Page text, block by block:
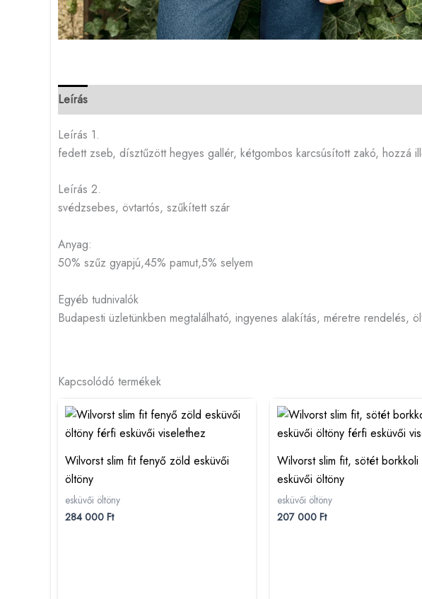
Leírás
Leírás 1.
fedett zseb, dísztűzött hegyes gallér, kétgombos karcsúsított zakó, hozzá
Leírás 2.
svédzsebes, övtartós, szűkített szár
Anyag:
50% szűz gyapjú,45% pamut,5% selyem
Egyéb tudnivalók
Budapesti üzletünkben megtalálható, ingyenes alakítás, méretre rendelés,
Kapcsolódó termékek
Wilvorst slim fit fenyő zöld esküvői
öltöny
esküvői öltöny
284 000 Ft
Wilvorst slim fit, sötét
esküvői öltöny
esküvői öltöny
207 000 Ft